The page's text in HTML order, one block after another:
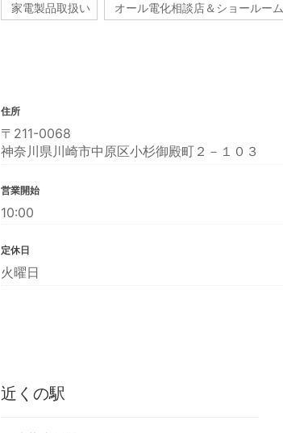
家電製品取扱い オール電化相談店＆ショールーム
住所
〒211-0068
神奈川県川崎市中原区小杉御殿町２－１０３
営業開始
10:00
定休日
火曜日
近くの駅